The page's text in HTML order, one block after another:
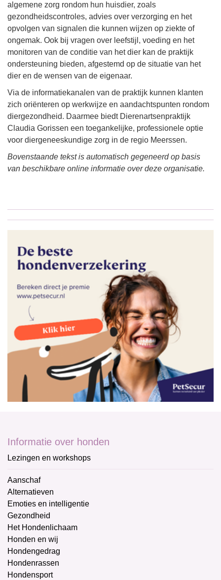
algemene zorg rondom hun huisdier, zoals
gezondheidscontroles, advies over verzorging en het
opvolgen van signalen die kunnen wijzen op ziekte of
ongemak. Ook bij vragen over leefstijl, voeding en het
monitoren van de conditie van het dier kan de praktijk
ondersteuning bieden, afgestemd op de situatie van het
dier en de wensen van de eigenaar.
Via de informatiekanalen van de praktijk kunnen klanten
zich oriënteren op werkwijze en aandachtspunten rondom
diergezondheid. Daarmee biedt Dierenartsenpraktijk
Claudia Gorissen een toegankelijke, professionele optie
voor diergeneeskundige zorg in de regio Meerssen.
Bovenstaande tekst is automatisch gegeneerd op basis
van beschikbare online informatie over deze organisatie.
Informatie over honden
Lezingen en workshops
Aanschaf
Alternatieven
Emoties en intelligentie
Gezondheid
Het Hondenlichaam
Honden en wij
Hondengedrag
Hondenrassen
Hondensport